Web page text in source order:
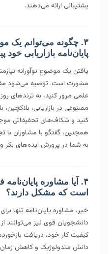
پشتیبانی ارائه می‌دهند.
۳. چگونه می‌توانم یک
پایان‌نامه بازاریابی خود پیدا
یافتن یک موضوع نوآورانه نیازمند
مشورت است. توصیه می‌شود مقالات
علمی مرور کنید، به ترندهای روز
مصنوعی در بازاریابی، بلاکچین،
کنید و شکاف‌های تحقیقاتی موجود
همچنین، گفتگو با مشاوران با تجربه
به شما در پرورش ایده‌های بکر و
۴. آیا مشاوره پایان‌نامه
است که مشکل دارند؟
خیر، مشاوره پایان‌نامه تنها برای
دانشجویان قوی نیز می‌توانند از
کیفیت کار خود، دریافت
دانش متدولوژیک و کاهش زمان